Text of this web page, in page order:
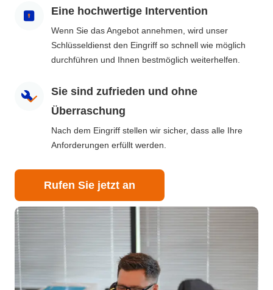
Eine hochwertige Intervention
Wenn Sie das Angebot annehmen, wird unser
Schlüsseldienst den Eingriff so schnell wie möglich
durchführen und Ihnen bestmöglich weiterhelfen.
Sie sind zufrieden und ohne
Überraschung
Nach dem Eingriff stellen wir sicher, dass alle Ihre
Anforderungen erfüllt werden.
Rufen Sie jetzt an